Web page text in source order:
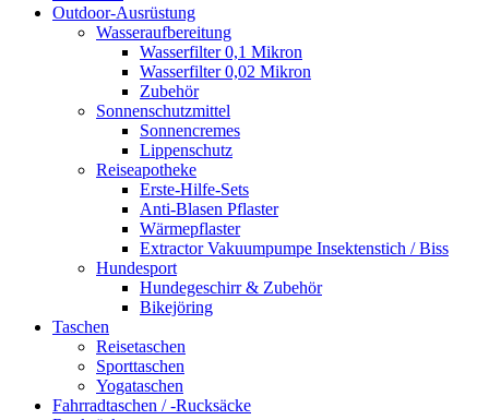
Outdoor-Ausrüstung
Wasseraufbereitung
Wasserfilter 0,1 Mikron
Wasserfilter 0,02 Mikron
Zubehör
Sonnenschutzmittel
Sonnencremes
Lippenschutz
Reiseapotheke
Erste-Hilfe-Sets
Anti-Blasen Pflaster
Wärmepflaster
Extractor Vakuumpumpe Insektenstich / Biss
Hundesport
Hundegeschirr & Zubehör
Bikejöring
Taschen
Reisetaschen
Sporttaschen
Yogataschen
Fahrradtaschen / -Rucksäcke